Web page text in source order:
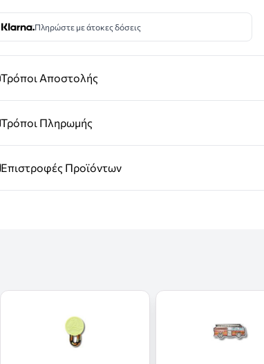
Πληρώστε με άτοκες δόσεις
Τρόποι Αποστολής
Τρόποι Πληρωμής
Επιστροφές Προϊόντων